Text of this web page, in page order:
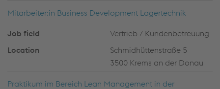
Mitarbeiter:in Business Development Lagertechnik
Vertrieb / Kundenbetreuung
Schmidhüttenstraße 5
3500 Krems an der Donau
Praktikum im Bereich Lean Management in der